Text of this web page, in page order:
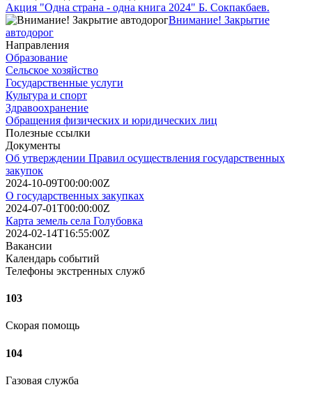
Акция "Одна страна - одна книга 2024" Б. Сокпакбаев.
Внимание! Закрытие
автодорог
Направления
Образование
Сельское хозяйство
Государственные услуги
Культура и спорт
Здравоохранение
Обращения физических и юридических лиц
Полезные ссылки
Документы
Об утверждении Правил осуществления государственных
закупок
2024-10-09T00:00:00Z
О государственных закупках
2024-07-01T00:00:00Z
Карта земель села Голубовка
2024-02-14T16:55:00Z
Вакансии
Календарь событий
Телефоны экстренных служб
103
Скорая помощь
104
Газовая служба